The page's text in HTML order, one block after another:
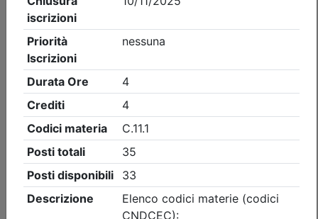
Ordine dei Dottori Commercialisti e degli Esperti Contabili
di Ravenna
La collaborazione tra Istituzioni per il